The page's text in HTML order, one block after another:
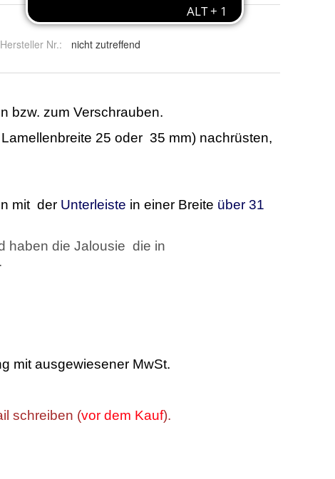
Hersteller Nr.: nicht zutreffend